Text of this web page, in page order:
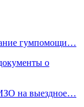
гумпомощи…
о
на выездное…